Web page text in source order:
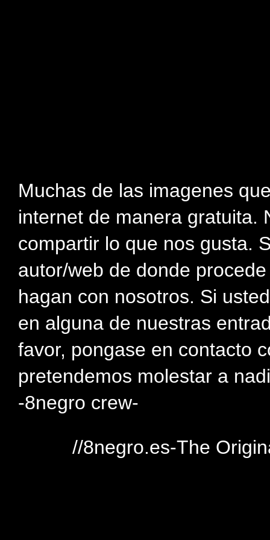
Muchas de las imagenes
internet de manera gratuita.
compartir lo que nos gusta.
autor/web de donde
hagan con nosotros. Si
en alguna de nuestras
favor, pongase en contacto
pretendemos molestar a
-8negro crew-
//8negro.es-The